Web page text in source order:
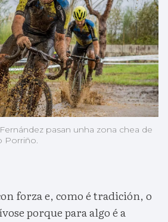
pasan unha zona chea de
Porriño.
forza e, como é tradición, o
porque para algo é a